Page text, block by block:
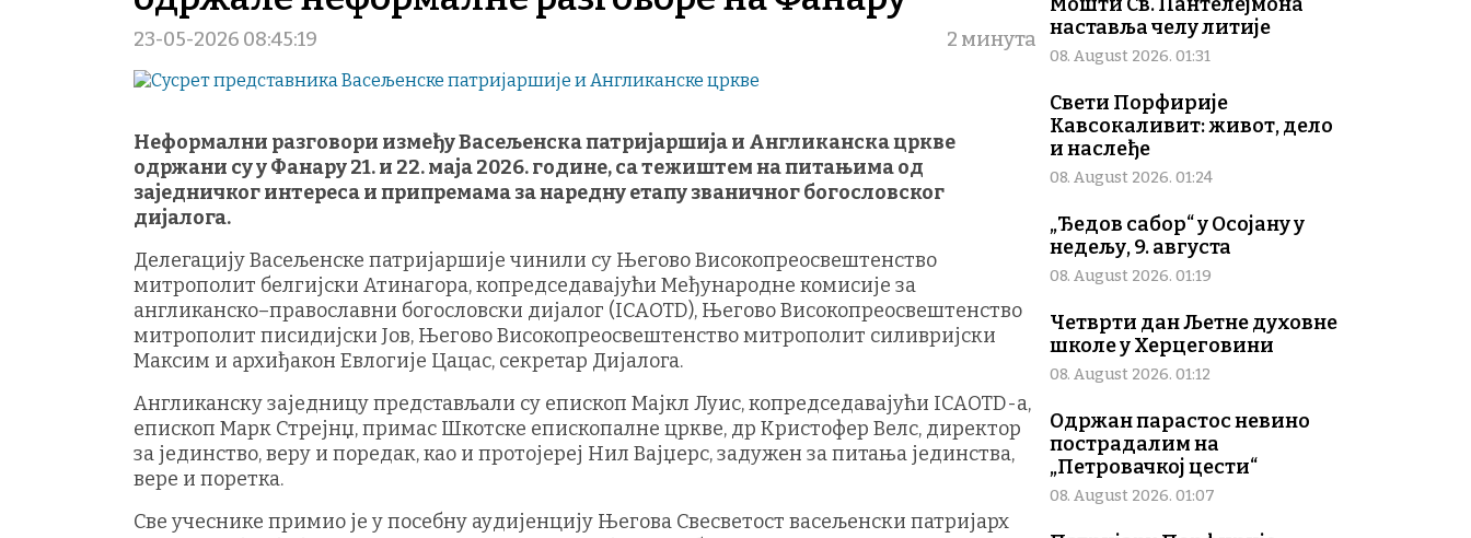
23-05-2026 08:45:19 2 минута
Неформални разговори између Васељенска патријаршија и Англиканска цркве
одржани су у Фанару 21. и 22. маја 2026. године, са тежиштем на питањима од
заједничког интереса и припремама за наредну етапу званичног богословског
дијалога.
Делегацију Васељенске патријаршије чинили су Његово Високопреосвештенство
митрополит белгијски Атинагора, копредседавајући Међународне комисије за
англиканско–православни богословски дијалог (ICAOTD), Његово Високопреосвештенство
митрополит писидијски Јов, Његово Високопреосвештенство митрополит силивријски
Максим и архиђакон Евлогије Цацас, секретар Дијалога.
Англиканску заједницу представљали су епископ Мајкл Луис, копредседавајући ICAOTD-а,
епископ Марк Стрејнџ, примас Шкотске епископалне цркве, др Кристофер Велс, директор
за јединство, веру и поредак, као и протојереј Нил Вајџерс, задужен за питања јединства,
вере и поретка.
Све учеснике примио је у посебну аудијенцију Његова Свесветост васељенски патријарх
наставља челу литије
08. August 2026. 01:31
Свети Порфирије
Кавсокаливит: живот, дело
и наслеђе
08. August 2026. 01:24
„Ђедов сабор“ у Осојану у
недељу, 9. августа
08. August 2026. 01:19
Четврти дан Љетне духовне
школе у Херцеговини
08. August 2026. 01:12
Одржан парастос невино
пострадалим на
„Петровачкој цести“
08. August 2026. 01:07